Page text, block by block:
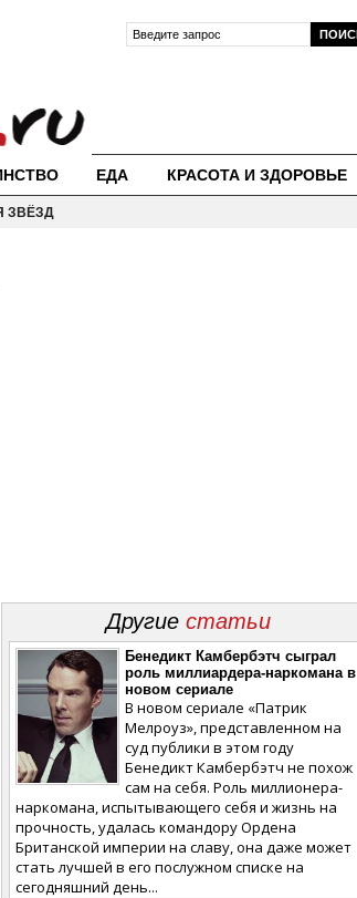
ЕДА
КРАСОТА И ЗДОРОВЬЕ
ЗВЁЗД
Другие статьи
Бенедикт Камбербэтч сыграл
роль миллиардера-наркомана в
новом сериале
В новом сериале «Патрик
Мелроуз», представленном на
суд публики в этом году
Бенедикт Камбербэтч не похож
сам на себя. Роль миллионера-
наркомана, испытывающего себя и жизнь на
прочность, удалась командору Ордена
Британской империи на славу, она даже может
стать лучшей в его послужном списке на
сегодняшний день...